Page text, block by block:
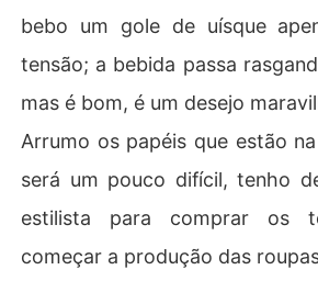
bebo um gole de uísque
tensão; a bebida passa
mas é bom, é um desejo
Arrumo os papéis que estão
será um pouco difícil, tenho
estilista para comprar os
começar a produção das